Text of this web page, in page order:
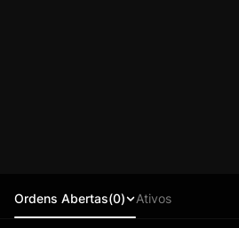
Ordens Abertas(0) Ativos